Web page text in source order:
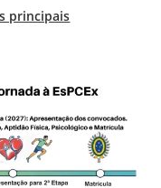
principais